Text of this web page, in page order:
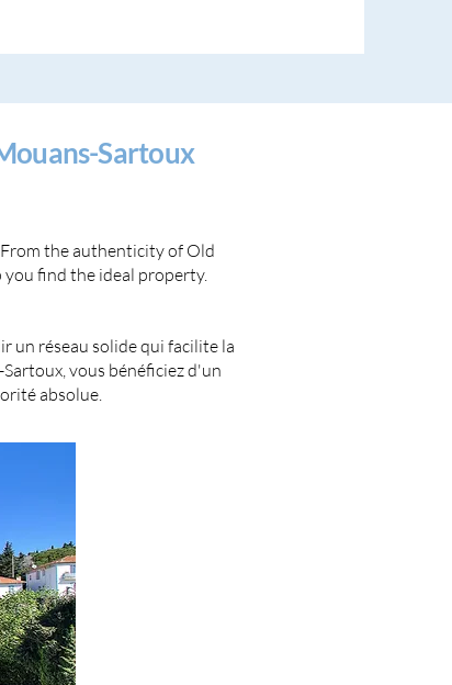
Sartoux
the authenticity of Old
you find the ideal property.
un réseau solide qui facilite la
vous bénéficiez d'un
absolue.